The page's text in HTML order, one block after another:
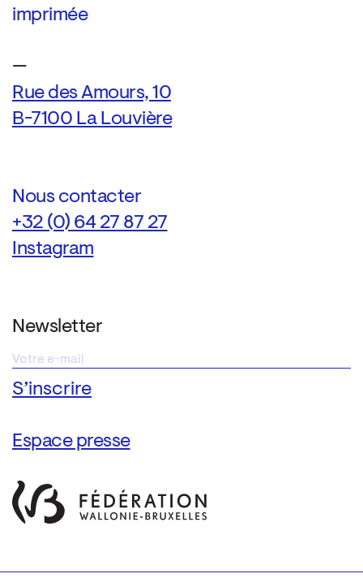
imprimée
—
Rue des Amours, 10
B-7100 La Louvière
Nous contacter
+32 (0) 64 27 87 27
Instagram
Newsletter
Espace presse